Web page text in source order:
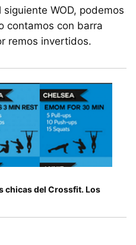
WOD, podemos
contamos con barra
remos invertidos.
chicas del Crossfit. Los